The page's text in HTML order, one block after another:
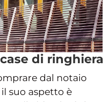
di ringhiera
dal notaio
il suo aspetto è